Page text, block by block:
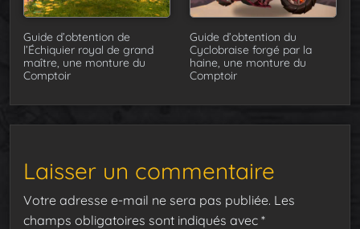
Guide d’obtention de
l’Échiquier royal de grand
maître, une monture du
Comptoir
Guide d’obtention du
Cyclobraise forgé par la
haine, une monture du
Comptoir
Laisser un commentaire
Votre adresse e-mail ne sera pas publiée. Les
champs obligatoires sont indiqués avec *